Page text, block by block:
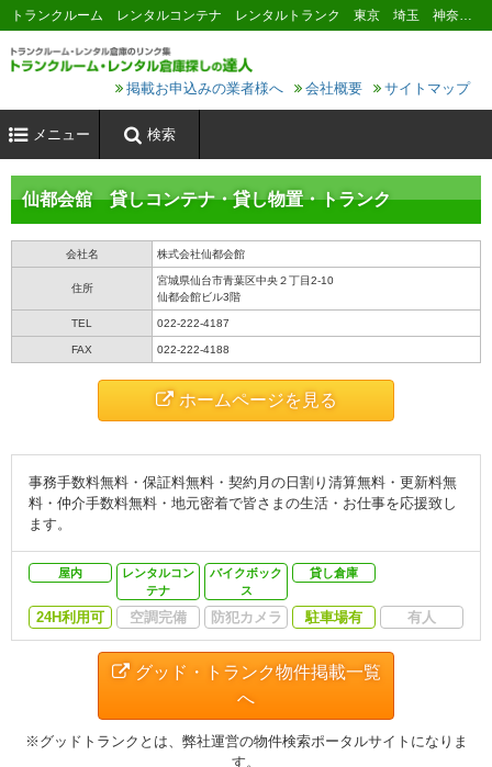
トランクルーム レンタルコンテナ レンタルトランク 東京 埼玉 神奈川 千葉 横浜 川崎 大阪 名古屋 京都 神戸 福岡 広島 札幌
掲載お申込みの業者様へ 会社概要 サイトマップ
メニュー 検索
仙都会舘 貸しコンテナ・貸し物置・トランク
会社名 株式会社仙都会館
住所
宮城県仙台市青葉区中央２丁目2-10
仙都会館ビル3階
TEL 022-222-4187
FAX 022-222-4188
ホームページを見る
事務手数料無料・保証料無料・契約月の日割り清算無料・更新料無
料・仲介手数料無料・地元密着で皆さまの生活・お仕事を応援致し
ます。
屋内
レンタルコン
テナ
バイクボック
ス
貸し倉庫
24H利用可 空調完備 防犯カメラ 駐車場有 有人
グッド・トランク物件掲載一覧
へ
※グッドトランクとは、弊社運営の物件検索ポータルサイトになりま
す。